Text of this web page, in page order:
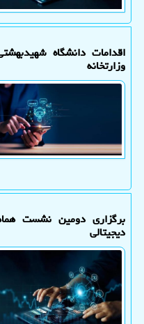
وزارتخانه
برگزاری دومین نشست
دیجیتالی